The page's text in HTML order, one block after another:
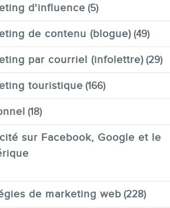
d'influence (5)
de contenu (blogue)(49)
par courriel (infolettre)(29)
touristique (166)
(18)
sur Facebook, Google et le
de marketing web(228)